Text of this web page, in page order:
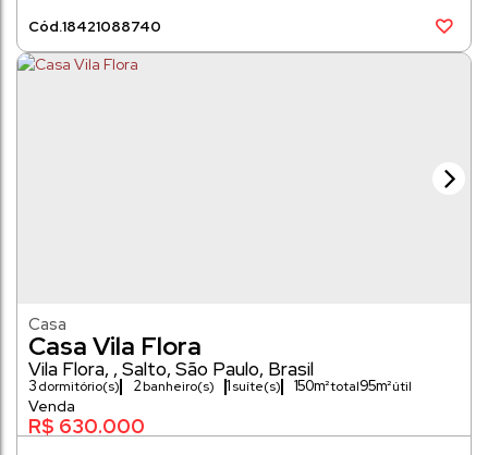
18421088740
Casa Vila Flora
Casa
R$ 630.000
Vila Flora , Salto, São Paulo, Brasil
3dormitório(s) 2banheiro(s) 1suíte(s) 150m² 95m²